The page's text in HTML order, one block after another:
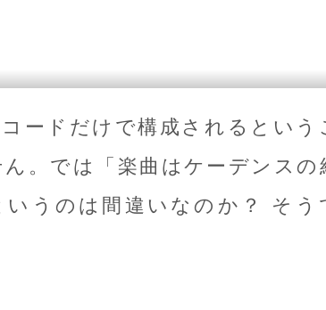
ードだけで構成されるという
。では「楽曲はケーデンスの
いうのは間違いなのか？ そう